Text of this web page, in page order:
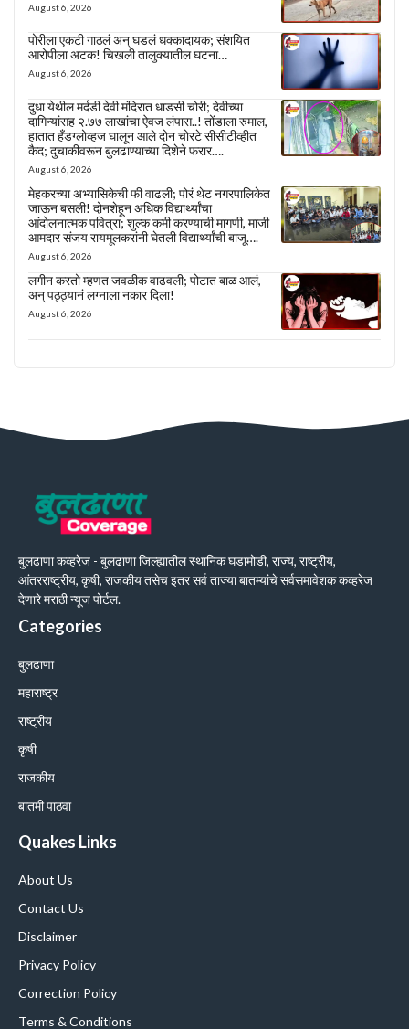
August 6, 2026
पोरीला एकटी गाठलं अन् घडलं धक्कादायक; संशयित
आरोपीला अटक! चिखली तालुक्यातील घटना…
August 6, 2026
दुधा येथील मर्दडी देवी मंदिरात धाडसी चोरी; देवीच्या
दागिन्यांसह २.७७ लाखांचा ऐवज लंपास..! तोंडाला रुमाल,
हातात हँडग्लोव्हज घालून आले दोन चोरटे सीसीटीव्हीत
कैद; दुचाकीवरून बुलढाण्याच्या दिशेने फरार….
August 6, 2026
मेहकरच्या अभ्यासिकेची फी वाढली; पोरं थेट नगरपालिकेत
जाऊन बसली! दोनशेहून अधिक विद्यार्थ्यांचा
आंदोलनात्मक पवित्रा; शुल्क कमी करण्याची मागणी, माजी
आमदार संजय रायमूलकरांनी घेतली विद्यार्थ्यांची बाजू….
August 6, 2026
लगीन करतो म्हणत जवळीक वाढवली; पोटात बाळ आलं,
अन् पठ्ठ्यानं लग्नाला नकार दिला!
August 6, 2026
बुलढाणा कव्हरेज - बुलढाणा जिल्ह्यातील स्थानिक घडामोडी, राज्य, राष्ट्रीय,
आंतरराष्ट्रीय, कृषी, राजकीय तसेच इतर सर्व ताज्या बातम्यांचे सर्वसमावेशक कव्हरेज
देणारे मराठी न्यूज पोर्टल.
Categories
बुलढाणा
महाराष्ट्र
राष्ट्रीय
कृषी
राजकीय
बातमी पाठवा
Quakes Links
About Us
Contact Us
Disclaimer
Privacy Policy
Correction Policy
Terms & Conditions